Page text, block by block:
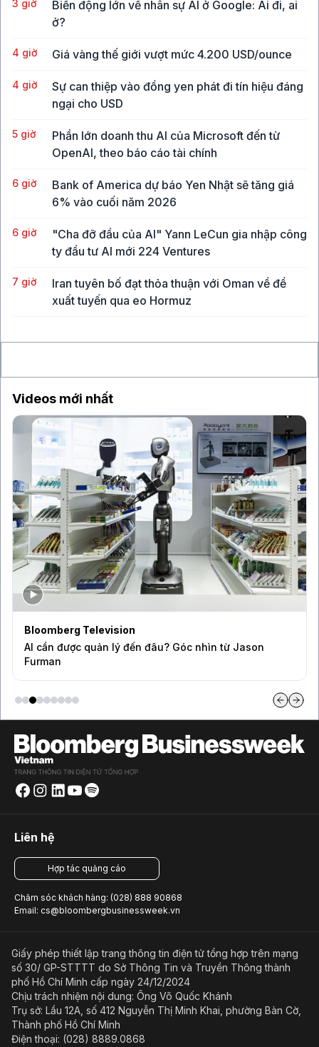
3 giờ
Biến động lớn về nhân sự AI ở Google: Ai đi, ai
ở?
4 giờ Giá vàng thế giới vượt mức 4.200 USD/ounce
4 giờ
Sự can thiệp vào đồng yen phát đi tín hiệu đáng
ngại cho USD
5 giờ
Phần lớn doanh thu AI của Microsoft đến từ
OpenAI, theo báo cáo tài chính
6 giờ
Bank of America dự báo Yen Nhật sẽ tăng giá
6% vào cuối năm 2026
6 giờ
"Cha đỡ đầu của AI" Yann LeCun gia nhập công
ty đầu tư AI mới 224 Ventures
7 giờ
Iran tuyên bố đạt thỏa thuận với Oman về đề
xuất tuyến qua eo Hormuz
Videos mới nhất
Bloomberg Television
AI cần được quản lý đến đâu? Góc nhìn từ Jason
Furman
Liên hệ
Hợp tác quảng cáo
Chăm sóc khách hàng: (028) 888 90868
Email: cs@bloombergbusinessweek.vn
Giấy phép thiết lập trang thông tin điện tử tổng hợp trên mạng
số 30/ GP-STTTT do Sở Thông Tin và Truyền Thông thành
phố Hồ Chí Minh cấp ngày 24/12/2024
Chịu trách nhiệm nội dung: Ông Võ Quốc Khánh
Trụ sở: Lầu 12A, số 412 Nguyễn Thị Minh Khai, phường Bàn Cờ,
Thành phố Hồ Chí Minh
Điện thoại: (028) 8889.0868